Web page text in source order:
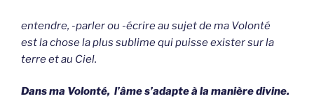
entendre, -parler ou -écrire au sujet de ma Volonté
est la chose la plus sublime qui puisse exister sur la
terre et au Ciel.
Dans ma Volonté, l’âme s’adapte à la manière divine.